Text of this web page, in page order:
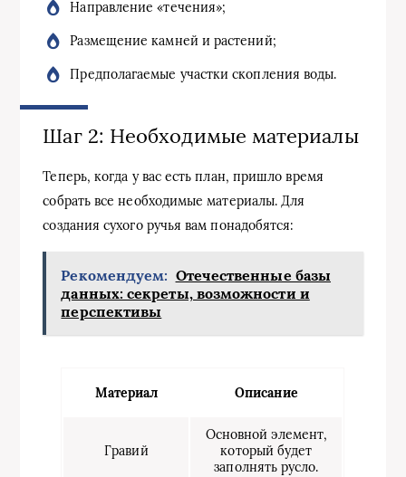
Направление «течения»;
Размещение камней и растений;
Предполагаемые участки скопления воды.
Шаг 2: Необходимые материалы
Теперь, когда у вас есть план, пришло время
собрать все необходимые материалы. Для
создания сухого ручья вам понадобятся:
Рекомендуем: Отечественные базы
данных: секреты, возможности и
перспективы
Материал Описание
Гравий
Основной элемент,
который будет
заполнять русло.